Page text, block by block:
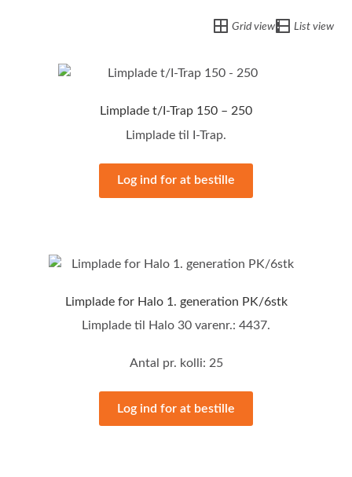
Grid view List view
Limplade t/I-Trap 150 – 250
Limplade til I-Trap.
Log ind for at bestille
Limplade for Halo 1. generation PK/6stk
Limplade til Halo 30 varenr.: 4437.
Antal pr. kolli: 25
Log ind for at bestille